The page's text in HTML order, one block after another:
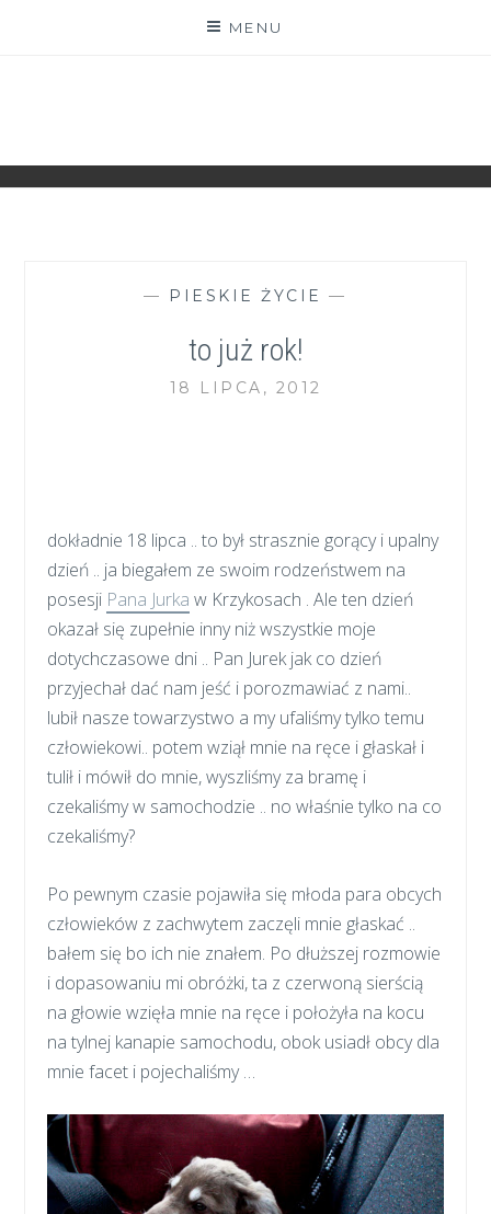
MENU
— PIESKIE ŻYCIE —
to już rok!
18 LIPCA, 2012
dokładnie 18 lipca .. to był strasznie gorący i upalny
dzień .. ja biegałem ze swoim rodzeństwem na
posesji Pana Jurka w Krzykosach . Ale ten dzień
okazał się zupełnie inny niż wszystkie moje
dotychczasowe dni .. Pan Jurek jak co dzień
przyjechał dać nam jeść i porozmawiać z nami..
lubił nasze towarzystwo a my ufaliśmy tylko temu
człowiekowi.. potem wziął mnie na ręce i głaskał i
tulił i mówił do mnie, wyszliśmy za bramę i
czekaliśmy w samochodzie .. no właśnie tylko na co
czekaliśmy?
Po pewnym czasie pojawiła się młoda para obcych
człowieków z zachwytem zaczęli mnie głaskać ..
bałem się bo ich nie znałem. Po dłuższej rozmowie
i dopasowaniu mi obróżki, ta z czerwoną sierścią
na głowie wzięła mnie na ręce i położyła na kocu
na tylnej kanapie samochodu, obok usiadł obcy dla
mnie facet i pojechaliśmy …